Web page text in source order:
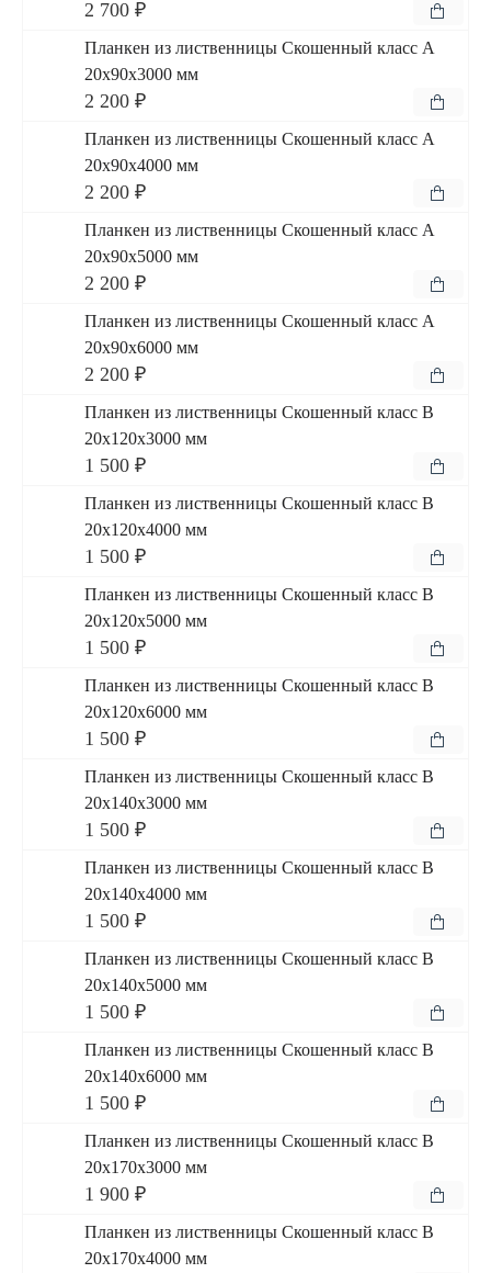
2 700 ₽
Планкен из лиственницы Скошенный класс А
20x90x3000 мм
2 200 ₽
Планкен из лиственницы Скошенный класс А
20x90x4000 мм
2 200 ₽
Планкен из лиственницы Скошенный класс А
20x90x5000 мм
2 200 ₽
Планкен из лиственницы Скошенный класс А
20x90x6000 мм
2 200 ₽
Планкен из лиственницы Скошенный класс В
20x120x3000 мм
1 500 ₽
Планкен из лиственницы Скошенный класс В
20x120x4000 мм
1 500 ₽
Планкен из лиственницы Скошенный класс В
20x120x5000 мм
1 500 ₽
Планкен из лиственницы Скошенный класс В
20x120x6000 мм
1 500 ₽
Планкен из лиственницы Скошенный класс В
20x140x3000 мм
1 500 ₽
Планкен из лиственницы Скошенный класс В
20x140x4000 мм
1 500 ₽
Планкен из лиственницы Скошенный класс В
20x140x5000 мм
1 500 ₽
Планкен из лиственницы Скошенный класс В
20x140x6000 мм
1 500 ₽
Планкен из лиственницы Скошенный класс В
20x170x3000 мм
1 900 ₽
Планкен из лиственницы Скошенный класс В
20x170x4000 мм